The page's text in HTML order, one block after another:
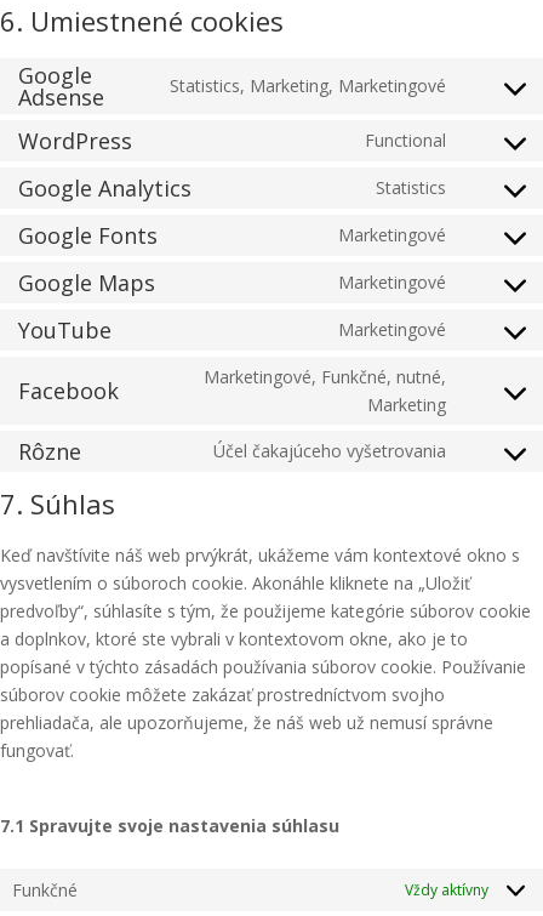
6. Umiestnené cookies
Google
Adsense Statistics, Marketing, Marketingové
Consent
service
google-
WordPress Functional
Consent
Google Analytics Statistics
Consent
google-
Google Fonts Marketingové
Consent
google-
Google Maps Marketingové
Consent
YouTube Marketingové
Consent
service
Facebook
Marketingové, Funkčné, nutné,
Marketing
Consent
service
Rôzne Účel čakajúceho vyšetrovania
Consent
rôzne
7. Súhlas
Keď navštívite náš web prvýkrát, ukážeme vám kontextové okno s
vysvetlením o súboroch cookie. Akonáhle kliknete na „Uložiť
predvoľby“, súhlasíte s tým, že použijeme kategórie súborov cookie
a doplnkov, ktoré ste vybrali v kontextovom okne, ako je to
popísané v týchto zásadách používania súborov cookie. Používanie
súborov cookie môžete zakázať prostredníctvom svojho
prehliadača, ale upozorňujeme, že náš web už nemusí správne
fungovať.
7.1 Spravujte svoje nastavenia súhlasu
Funkčné Vždy aktívny